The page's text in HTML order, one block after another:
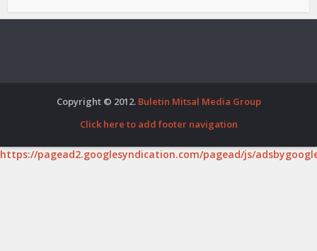
Copyright © 2012. Buletin Mitsal Media Group
Click here to add footer navigation
https://pagead2.googlesyndication.com/pagead/js/